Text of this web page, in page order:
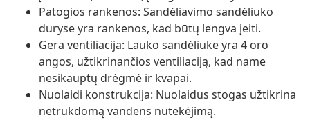
Patogios rankenos: Sandėliavimo sandėliuko
duryse yra rankenos, kad būtų lengva įeiti.
Gera ventiliacija: Lauko sandėliuke yra 4 oro
angos, užtikrinančios ventiliaciją, kad name
nesikauptų drėgmė ir kvapai.
Nuolaidi konstrukcija: Nuolaidus stogas užtikrina
netrukdomą vandens nutekėjimą.